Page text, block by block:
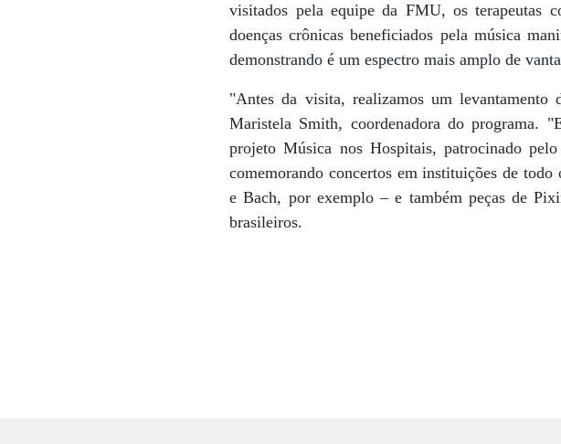
visitados pela equipe da FMU, os terapeutas
doenças crônicas beneficiados pela música
demonstrando é um espectro mais amplo de
"Antes da visita, realizamos um levantamento
Maristela Smith, coordenadora do programa.
projeto Música nos Hospitais, patrocinado
comemorando concertos em instituições de
e Bach, por exemplo – e também peças de
brasileiros.